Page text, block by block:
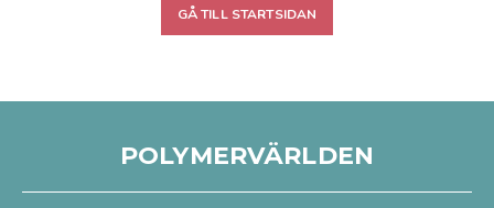
GÅ TILL STARTSIDAN
POLYMERVÄRLDEN